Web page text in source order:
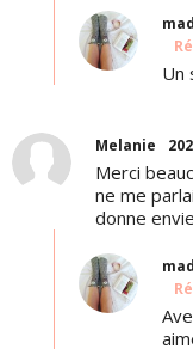
Un
Melanie
Merci
ne me
donne